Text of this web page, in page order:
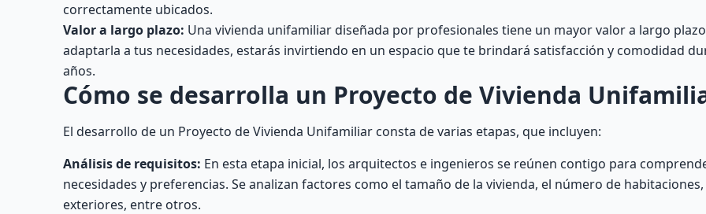
correctamente ubicados.
Valor a largo plazo: Una vivienda unifamiliar diseñada por profesionales tiene un mayor valor a largo
adaptarla a tus necesidades, estarás invirtiendo en un espacio que te brindará satisfacción y comodidad
años.
Cómo se desarrolla un Proyecto de Vivienda
El desarrollo de un Proyecto de Vivienda Unifamiliar consta de varias etapas, que incluyen:
Análisis de requisitos: En esta etapa inicial, los arquitectos e ingenieros se reúnen contigo para
necesidades y preferencias. Se analizan factores como el tamaño de la vivienda, el número de
exteriores, entre otros.